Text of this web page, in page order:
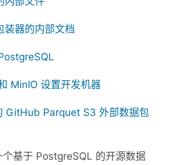
装器的内部文档
MinIO 设置开发机器
GitHub Parquet S3 外部数据包
个基于 PostgreSQL 的开源数据